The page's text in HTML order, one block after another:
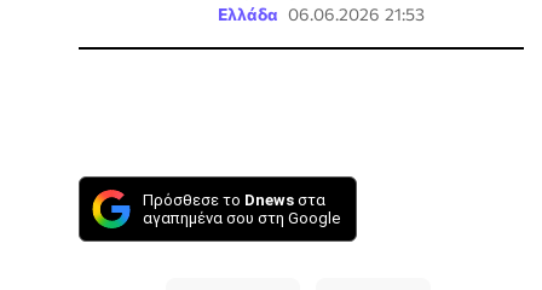
Ελλάδα 06.06.2026 21:53
Πρόσθεσε το Dnews στα
αγαπημένα σου στη Google